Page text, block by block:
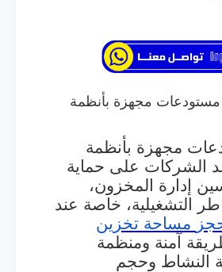
مستودعات مجهزة بأنظمة
مجهزة بأنظمة
الشركات على حماية
إدارة المخزون،
التشغيلية، خاصة عند
مساحة تخزين
آمنة ومنظمة
النشاط وحجم